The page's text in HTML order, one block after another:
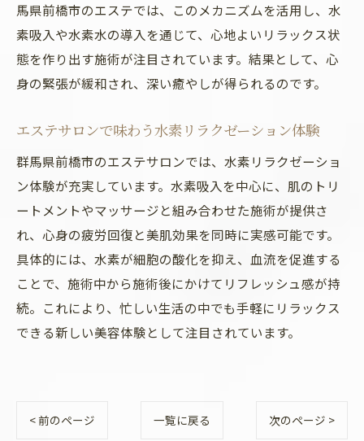
馬県前橋市のエステでは、このメカニズムを活用し、水
素吸入や水素水の導入を通じて、心地よいリラックス状
態を作り出す施術が注目されています。結果として、心
身の緊張が緩和され、深い癒やしが得られるのです。
エステサロンで味わう水素リラクゼーション体験
群馬県前橋市のエステサロンでは、水素リラクゼーショ
ン体験が充実しています。水素吸入を中心に、肌のトリ
ートメントやマッサージと組み合わせた施術が提供さ
れ、心身の疲労回復と美肌効果を同時に実感可能です。
具体的には、水素が細胞の酸化を抑え、血流を促進する
ことで、施術中から施術後にかけてリフレッシュ感が持
続。これにより、忙しい生活の中でも手軽にリラックス
できる新しい美容体験として注目されています。
< 前のページ 一覧に戻る 次のページ >